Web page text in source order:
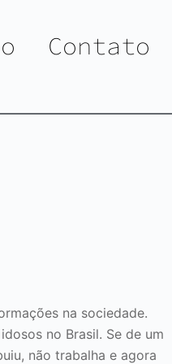
Contato
na sociedade.
no Brasil. Se de um
não trabalha e agora